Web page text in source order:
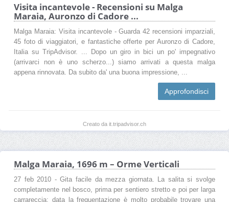
Visita incantevole - Recensioni su Malga
Maraia, Auronzo di Cadore ...
Malga Maraia: Visita incantevole - Guarda 42 recensioni imparziali,
45 foto di viaggiatori, e fantastiche offerte per Auronzo di Cadore,
Italia su TripAdvisor. ... Dopo un giro in bici un po' impegnativo
(arrivarci non è uno scherzo...) siamo arrivati a questa malga
appena rinnovata. Da subito da' una buona impressione, ...
Approfondisci
Creato da it.tripadvisor.ch
Malga Maraia, 1696 m – Orme Verticali
27 feb 2010 - Gita facile da mezza giornata. La salita si svolge
completamente nel bosco, prima per sentiero stretto e poi per larga
carrareccia; data la frequentazione è molto probabile trovare una